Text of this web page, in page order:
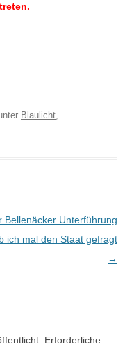
Blaulicht,
Bellenäcker Unterführung
ich mal den Staat gefragt
→
Erforderliche